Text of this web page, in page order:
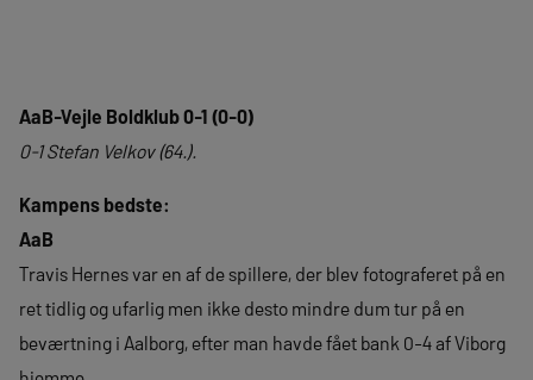
AaB-Vejle Boldklub 0-1 (0-0)
0-1 Stefan Velkov (64.).
Kampens bedste:
AaB
Travis Hernes var en af de spillere, der blev fotograferet på en
ret tidlig og ufarlig men ikke desto mindre dum tur på en
beværtning i Aalborg, efter man havde fået bank 0-4 af Viborg